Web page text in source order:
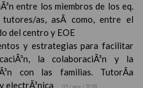
entre los miembros de los eq.
tutores/as, asÃ­ como, entre el
del centro y EOE
y estrategias para facilitar
la colaboraciÃ³n y la
con las familias. TutorÃ­a
electrÃ³nica
05 / nov / 2018